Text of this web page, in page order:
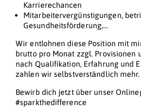
Karrierechancen
Mitarbeitervergünstigungen,
Gesundheitsförderung,…
Wir entlohnen diese Position mit
brutto pro Monat zzgl. Provisionen
nach Qualifikation, Erfahrung und
zahlen wir selbstverständlich mehr.
Bewirb dich jetzt über unser
#sparkthedifference